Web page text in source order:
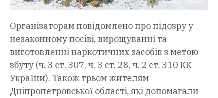
Організаторам повідомлено про підозру у
незаконному посіві, вирощуванні та
виготовленні наркотичних засобів з метою
збуту (ч. 3 ст. 307, ч. 3 ст. 28, ч. 2 ст. 310 КК
України). Також трьом жителям
Дніпропетровської області, які допомагали